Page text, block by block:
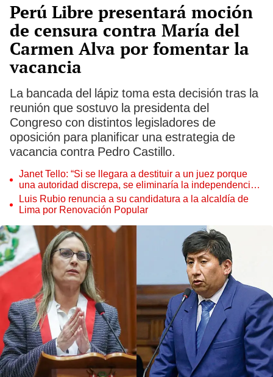
Perú Libre presentará moción
de censura contra María del
Carmen Alva por fomentar la
vacancia
La bancada del lápiz toma esta decisión tras la
reunión que sostuvo la presidenta del
Congreso con distintos legisladores de
oposición para planificar una estrategia de
vacancia contra Pedro Castillo.
Janet Tello: “Si se llegara a destituir a un juez porque
una autoridad discrepa, se eliminaría la independencia
judicial”
Luis Rubio renuncia a su candidatura a la alcaldía de
Lima por Renovación Popular